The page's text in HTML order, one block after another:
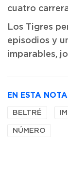
cuatro
Los Tigres
episodios y
imparables,
EN ESTA
BELTRÉ
NÚMERO